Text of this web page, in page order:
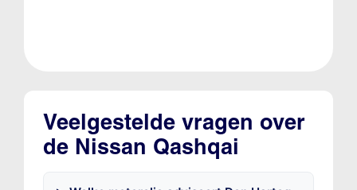
Veelgestelde vragen over
de Nissan Qashqai